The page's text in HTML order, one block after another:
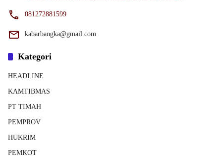
081272881599
kabarbangka@gmail.com
Kategori
HEADLINE
KAMTIBMAS
PT TIMAH
PEMPROV
HUKRIM
PEMKOT